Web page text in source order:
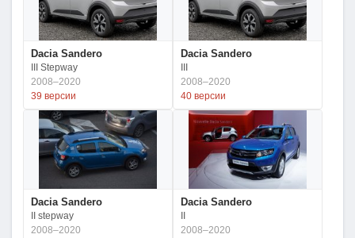
Dacia Sandero
III Stepway
2008–2020
39 версии
Dacia Sandero
2008–2020
40 версии
Dacia Sandero
II stepway
2008–2020
Dacia Sandero
2008–2020